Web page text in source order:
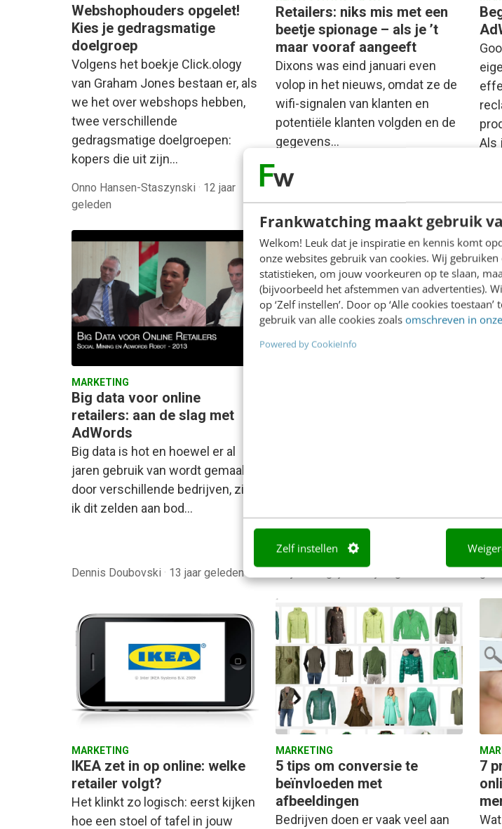
Frankwatching maakt gebruik
Welkom! Leuk dat je inspiratie en kennis komt
onze websites gebruik van cookies. Wij
statistieken, om jouw voorkeuren op te slaan,
(bijvoorbeeld het afstemmen van advertenties).
op ‘Zelf instellen’. Door op ‘Alle cookies
gebruik van alle cookies zoals omschreven in
Powered by CookieInfo
Zelf instellen
Webshophouders opgelet!
Kies je gedragsmatige
doelgroep
Volgens het boekje Click.ology
van Graham Jones bestaan er, als
we het over webshops hebben,
twee verschillende
gedragsmatige doelgroepen:
kopers die uit zijn…
Onno Hansen-Staszynski · 12 jaar
geleden
Retailers: niks mis met een
beetje spionage – als je ’t
maar vooraf aangeeft
Dixons was eind januari even
volop in het nieuws, omdat ze de
wifi-signalen van klanten en
potentiële klanten volgden en de
gegevens…
Rob Blaauboer· 12 jaar geleden
Als
MARKETING
Big data voor online
retailers: aan de slag met
AdWords
Big data is hot en hoewel er al
jaren gebruik van wordt gemaakt
door verschillende bedrijven, zie
ik dit zelden aan bod…
Dennis Doubovski · 13 jaar geleden
MARKETING
IKEA zet in op online: welke
retailer volgt?
Het klinkt zo logisch: eerst kijken
hoe een stoel of tafel in jouw
MARKETING
5 tips om conversie te
beïnvloeden met
afbeeldingen
Bedrijven doen er vaak veel aan
7